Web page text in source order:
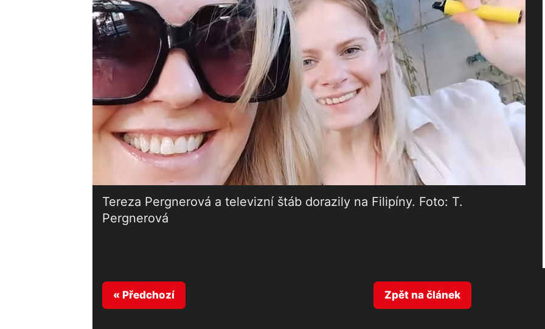
Tereza Pergnerová a televizní štáb dorazily na Filipíny. Foto: T.
Pergnerová
« Předchozí Zpět na článek